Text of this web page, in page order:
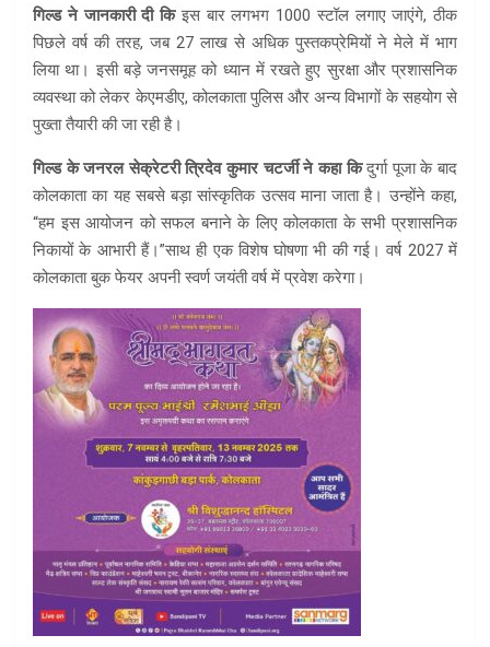
गिल्ड ने जानकारी दी किइस बार लगभग 1000 स्टॉल लगाए जाएंगे, ठीक
पिछले वर्ष की तरह, जब 27 लाख से अधिक पुस्तकप्रेमियों ने मेले में भाग
लिया था। इसी बड़े जनसमूह को ध्यान में रखते हुए सुरक्षा और प्रशासनिक
व्यवस्था को लेकर केएमडीए, कोलकाता पुलिस और अन्य विभागों के सहयोग से
पुख्ता तैयारी की जा रही है।
गिल्ड के जनरल सेक्रेटरी त्रिदेव कुमार चटर्जी ने कहा किदुर्गा पूजा के बाद
कोलकाता का यह सबसे बड़ा सांस्कृतिक उत्सव माना जाता है। उन्होंने कहा,
“हम इस आयोजन को सफल बनाने के लिए कोलकाता के सभी प्रशासनिक
निकायों के आभारी हैं।”साथ ही एक विशेष घोषणा भी की गई। वर्ष 2027 में
कोलकाता बुक फेयर अपनी स्वर्ण जयंती वर्ष में प्रवेश करेगा।